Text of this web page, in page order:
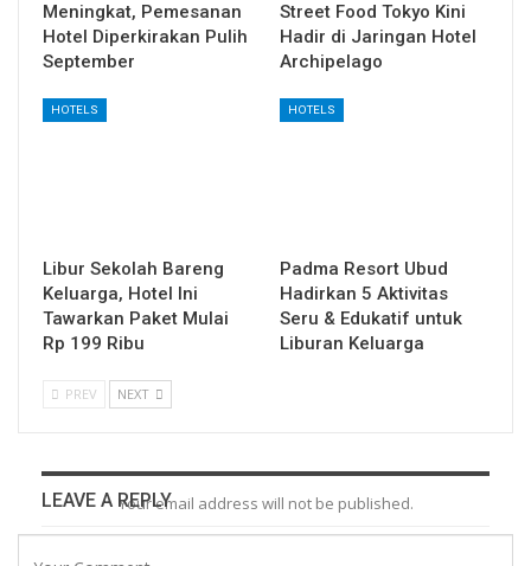
Meningkat, Pemesanan
Hotel Diperkirakan Pulih
September
Street Food Tokyo Kini
Hadir di Jaringan Hotel
Archipelago
HOTELS
Libur Sekolah Bareng
Keluarga, Hotel Ini
Tawarkan Paket Mulai
Rp 199 Ribu
HOTELS
Padma Resort Ubud
Hadirkan 5 Aktivitas
Seru & Edukatif untuk
Liburan Keluarga
PREV NEXT
LEAVE A REPLYYour email address will not be published.